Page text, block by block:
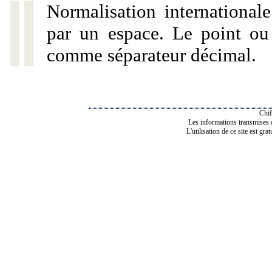
Normalisation
par un espace. Le point
comme séparateur décimal.
Les informations transmises
L'utilisation de ce site est